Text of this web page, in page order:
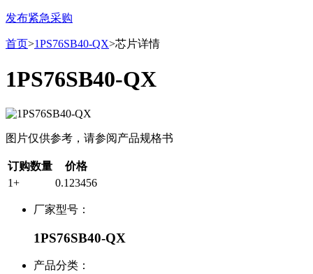
发布紧急采购
首页>1PS76SB40-QX>芯片详情
1PS76SB40-QX
图片仅供参考，请参阅产品规格书
订购数量
价格
1+
0.123456
厂家型号：
1PS76SB40-QX
产品分类：